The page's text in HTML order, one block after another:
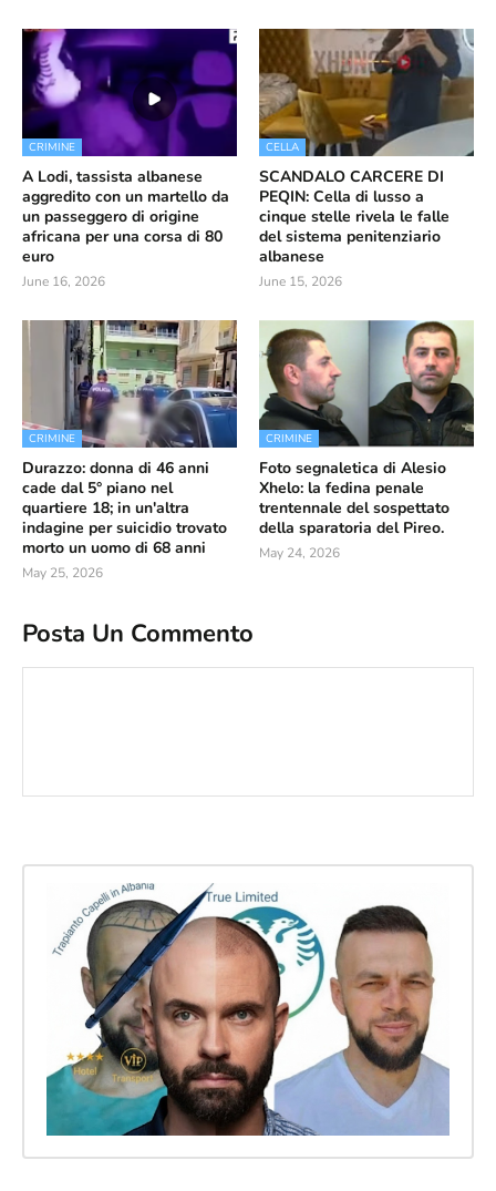
CRIMINE
A Lodi, tassista albanese
aggredito con un martello da
un passeggero di origine
africana per una corsa di 80
euro
June 16, 2026
CELLA
SCANDALO CARCERE DI
PEQIN: Cella di lusso a
cinque stelle rivela le falle
del sistema penitenziario
albanese
June 15, 2026
CRIMINE
Durazzo: donna di 46 anni
cade dal 5° piano nel
quartiere 18; in un'altra
indagine per suicidio trovato
morto un uomo di 68 anni
May 25, 2026
CRIMINE
Foto segnaletica di Alesio
Xhelo: la fedina penale
trentennale del sospettato
della sparatoria del Pireo.
May 24, 2026
Posta Un Commento